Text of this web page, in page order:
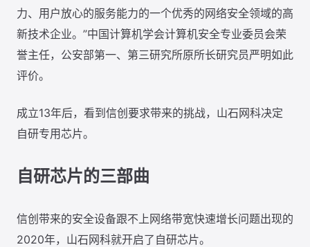
力、用户放心的服务能力的一个优秀的网络安全领域的高
新技术企业。”中国计算机学会计算机安全专业委员会荣
誉主任，公安部第一、第三研究所原所长研究员严明如此
评价。
成立13年后，看到信创要求带来的挑战，山石网科决定
自研专用芯片。
自研芯片的三部曲
信创带来的安全设备跟不上网络带宽快速增长问题出现的
2020年，山石网科就开启了自研芯片。